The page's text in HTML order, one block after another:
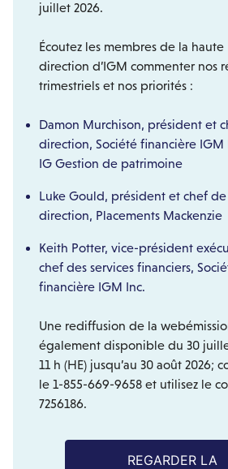
juillet 2026.
Écoutez les membres de la haute
direction d’IGM commenter nos
trimestriels et nos priorités :
Damon Murchison, président et
direction, Société financière IGM
IG Gestion de patrimoine
Luke Gould, président et chef de
direction, Placements Mackenzie
Keith Potter, vice-président
chef des services financiers,
financière IGM Inc.
Une rediffusion de la
également disponible du 30
11 h (HE) jusqu’au 30 août 2026;
le 1-855-669-9658 et utilisez le
7256186.
REGARDER LA